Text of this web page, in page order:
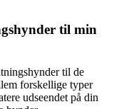
til min
til de
forskellige typer
udseendet på din